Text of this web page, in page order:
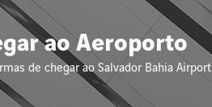
ao Aeroporto
de chegar ao Salvador Bahia Airport